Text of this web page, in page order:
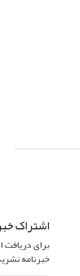
اشتراک
برای دریافت
خبرنامه